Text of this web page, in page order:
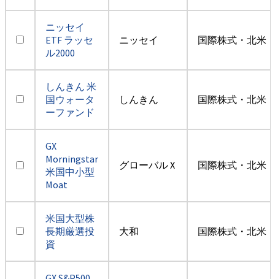
ニッセイ
ETF ラッセ
ル2000
ニッセイ 国際株式・北米
しんきん 米
国ウォータ
ーファンド
しんきん 国際株式・北米
GX
Morningstar
米国中小型
Moat
グローバル X 国際株式・北米
米国大型株
長期厳選投
資
大和 国際株式・北米